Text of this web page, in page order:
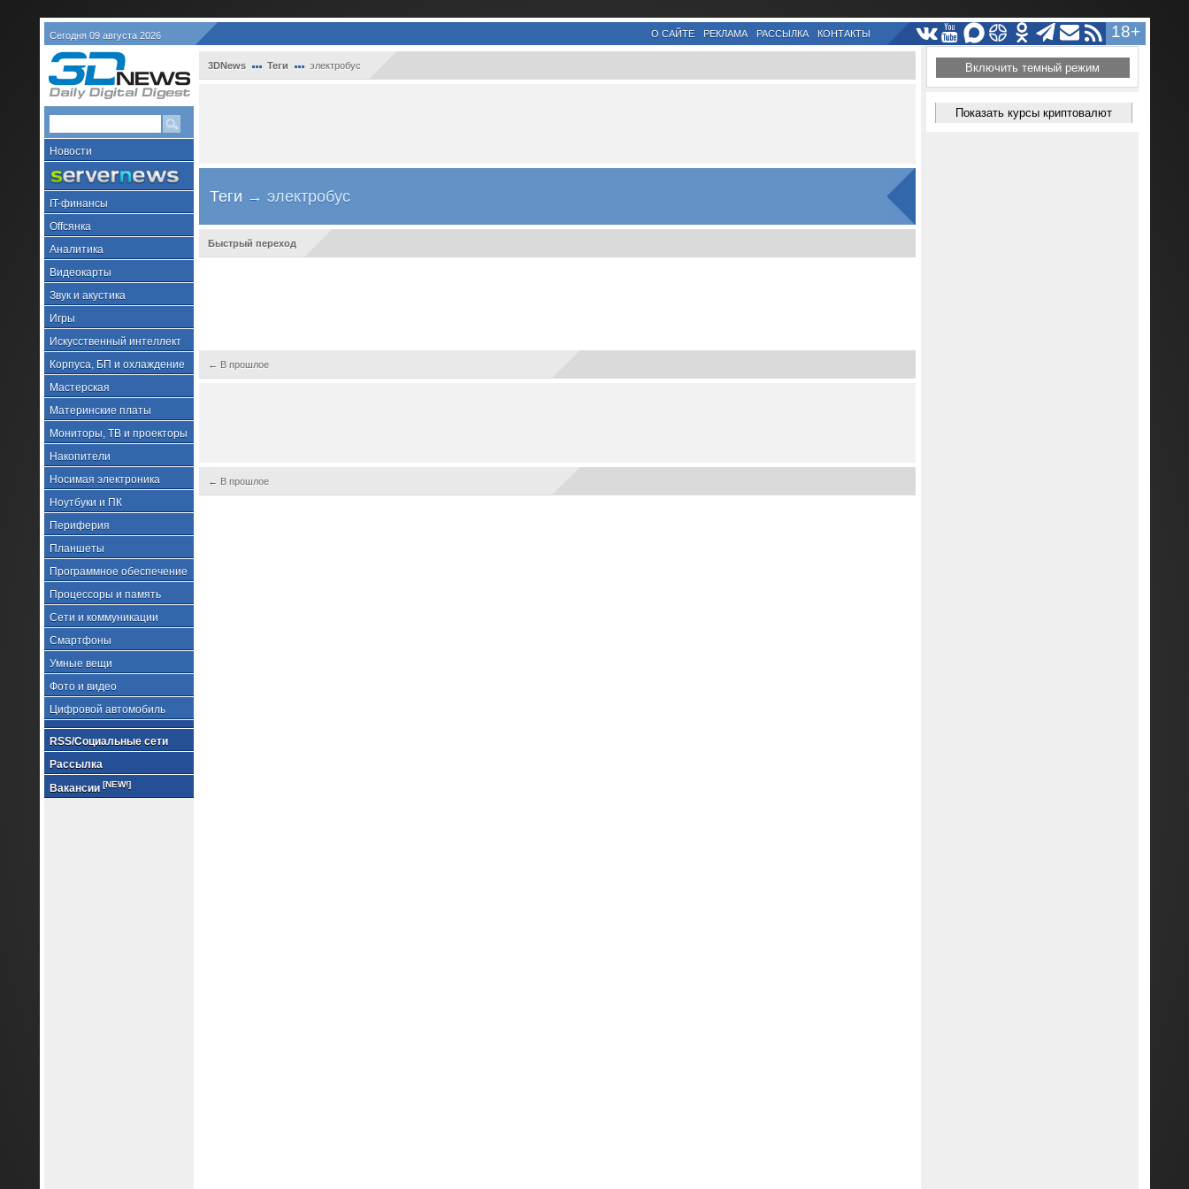
Сегодня 09 августа 2026 18+
О САЙТЕ РЕКЛАМА РАССЫЛКА КОНТАКТЫ
Новости
IT-финансы
Offсянка
Аналитика
Видеокарты
Звук и акустика
Игры
Искусственный интеллект
Корпуса, БП и охлаждение
Мастерская
Материнские платы
Мониторы, ТВ и проекторы
Накопители
Носимая электроника
Ноутбуки и ПК
Периферия
Планшеты
Программное обеспечение
Процессоры и память
Сети и коммуникации
Смартфоны
Умные вещи
Фото и видео
Цифровой автомобиль
RSS/Социальные сети
Рассылка
Вакансии [NEW!]
3DNews Теги электробус
Теги → электробус
Быстрый переход
← В прошлое
← В прошлое
Включить темный режим
Показать курсы криптовалют